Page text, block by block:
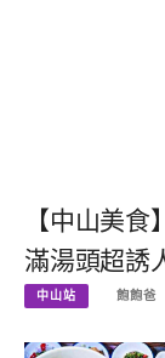
【中山美
滿湯頭超誘
中山站 飽飽爸